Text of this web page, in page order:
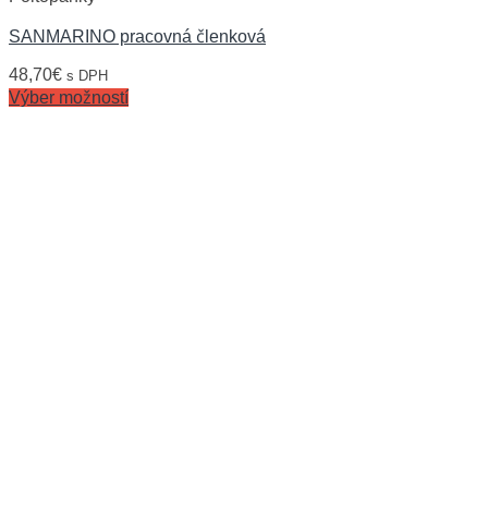
SANMARINO pracovná členková
48,70€ s DPH
Výber možností